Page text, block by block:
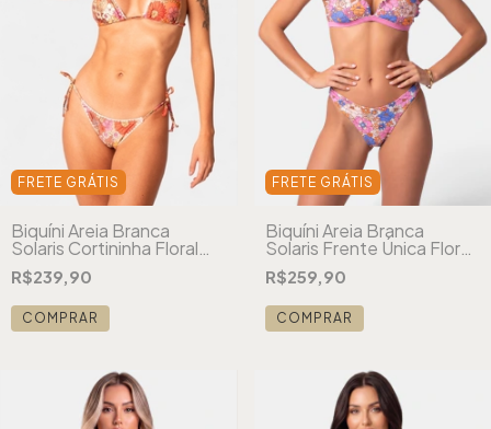
FRETE GRÁTIS
Biquíni Areia Branca
Solaris Cortininha Floral
Laranja
R$239,90
COMPRAR
FRETE GRÁTIS
Biquíni Areia Branca
Solaris Frente Única Floral
Rosa
R$259,90
COMPRAR